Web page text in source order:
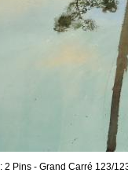
: 2 Pins - Grand Carré 123/